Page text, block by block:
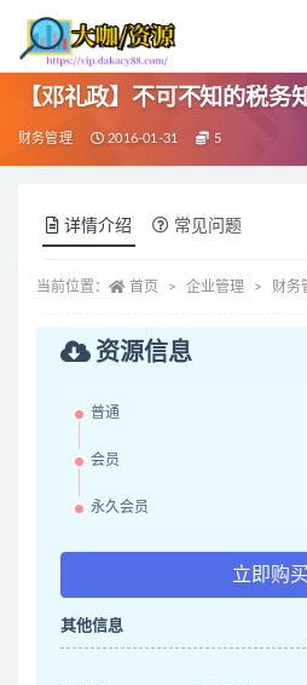
【邓礼政】不可不知的税务
财务管理 2016-01-31 5
详情介绍 常见问题
当前位置： 首页 企业管理 财务
资源信息
普通
会员
永久会员
立即购买
其他信息
全部